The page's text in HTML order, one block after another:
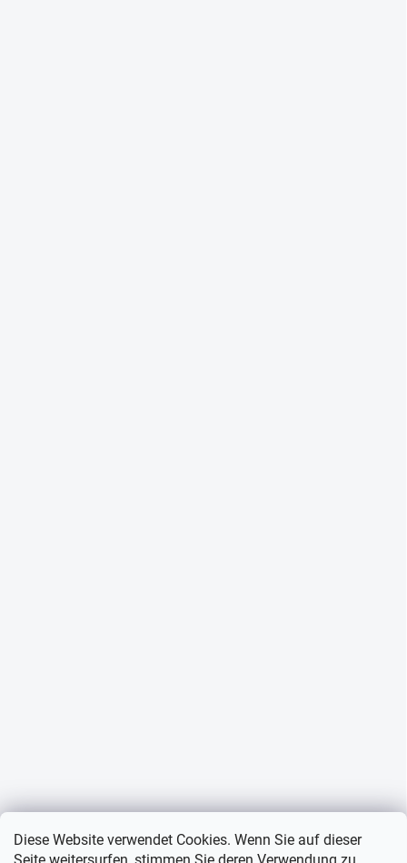
Diese Website verwendet Cookies. Wenn Sie auf dieser